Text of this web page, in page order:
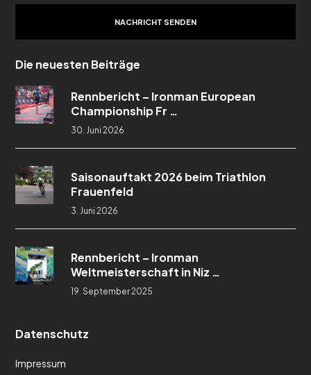
NACHRICHT SENDEN
Die neuesten Beiträge
Rennbericht – Ironman European
Championship Fr …
30. Juni 2026
Saisonauftakt 2026 beim Triathlon
Frauenfeld
3. Juni 2026
Rennbericht – Ironman
Weltmeisterschaft in Niz …
19. September 2025
Datenschutz
Impressum